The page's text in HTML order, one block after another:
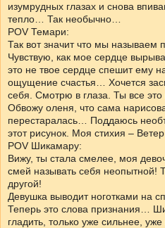
изумрудных глазах и снова
тепло… Так необычно…
POV Темари:
Так вот значит что мы
Чувствую, как мое сердце
это не твое сердце спешит ему
ощущение счастья… Хочется
себя. Смотрю в глаза. Ты все
Обвожу оленя, что сама
перестаралась… Поддаюсь
этот рисунок. Моя стихия –
POV Шикамару:
Вижу, ты стала смелее, моя
смей называть себя неопытной!
другой!
Девушка выводит ноготками на
Теперь это слова признания…
гладить, только уже сильнее,